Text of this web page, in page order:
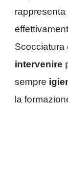
Scocciatura
intervenire
sempre
la